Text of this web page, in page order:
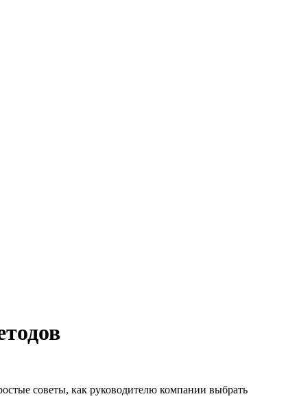
советы, как руководителю компании выбрать